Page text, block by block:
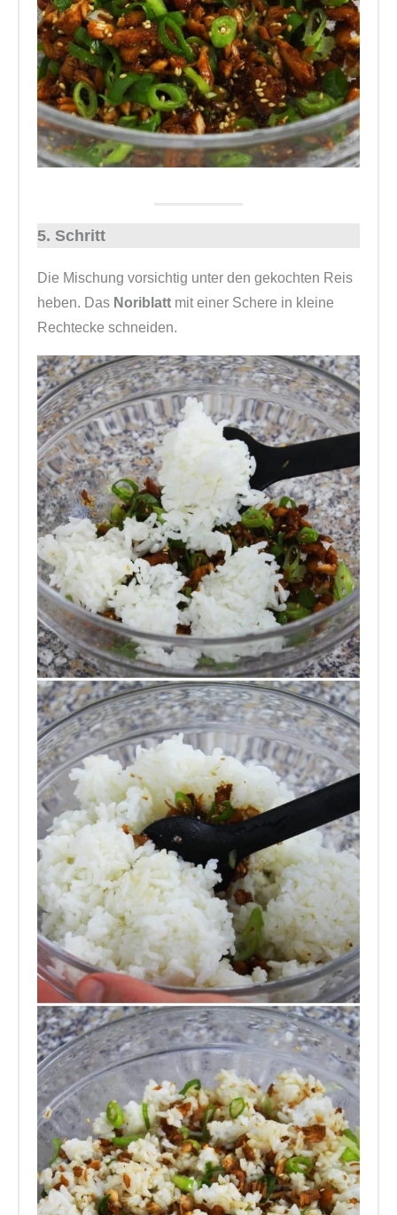
5. Schritt
Die Mischung vorsichtig unter den gekochten Reis
heben. Das Noriblatt mit einer Schere in kleine
Rechtecke schneiden.